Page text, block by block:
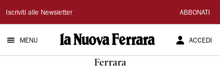
La
Nuova
Ferrara
Iscriviti alle Newsletter ABBONATI
MENU ACCEDI
Ferrara